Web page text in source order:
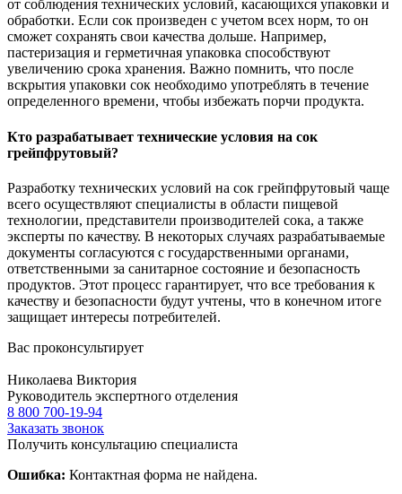
от соблюдения технических условий, касающихся упаковки и
обработки. Если сок произведен с учетом всех норм, то он
сможет сохранять свои качества дольше. Например,
пастеризация и герметичная упаковка способствуют
увеличению срока хранения. Важно помнить, что после
вскрытия упаковки сок необходимо употреблять в течение
определенного времени, чтобы избежать порчи продукта.
Кто разрабатывает технические условия на сок
грейпфрутовый?
Разработку технических условий на сок грейпфрутовый чаще
всего осуществляют специалисты в области пищевой
технологии, представители производителей сока, а также
эксперты по качеству. В некоторых случаях разрабатываемые
документы согласуются с государственными органами,
ответственными за санитарное состояние и безопасность
продуктов. Этот процесс гарантирует, что все требования к
качеству и безопасности будут учтены, что в конечном итоге
защищает интересы потребителей.
Вас проконсультирует
Николаева Виктория
Руководитель экспертного отделения
8 800 700-19-94
Заказать звонок
Получить консультацию специалиста
Ошибка: Контактная форма не найдена.